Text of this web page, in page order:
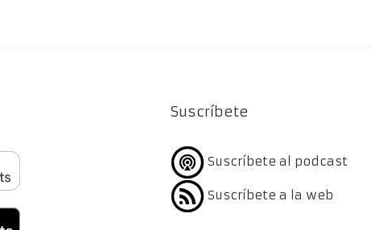
Suscríbete
Suscríbete al podcast
Suscríbete a la web